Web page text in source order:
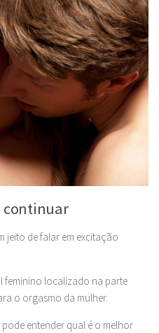
continuar
jeito de falar em excitação
feminino localizado na parte
o orgasmo da mulher.
entender qual é o melhor